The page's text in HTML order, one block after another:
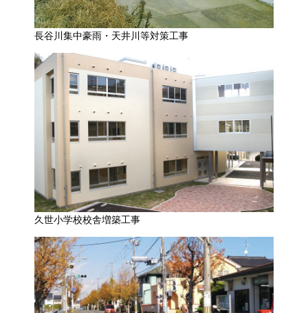
長谷川集中豪雨・天井川等対策工事
久世小学校校舎増築工事